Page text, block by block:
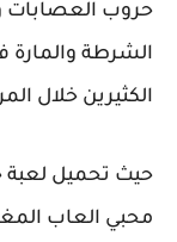
حروب العصابات
الشرطة والمارة
الكثيرين خلال
محبي العاب